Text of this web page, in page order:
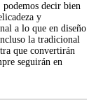
podemos decir bien
y
a lo que en diseño
la tradicional
que convertirán
seguirán en